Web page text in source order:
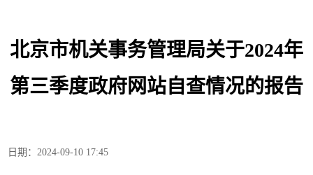
北京市机关事务管理局关于2024年
第三季度政府网站自查情况的报告
日期：2024-09-10 17:45